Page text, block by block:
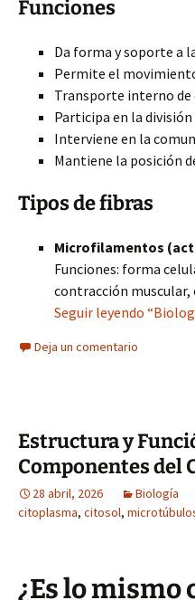
Funciones
Da forma y soporte a
Permite el
Transporte interno de
Participa en la división
Interviene en la
Mantiene la posición
Tipos de fibras
Microfilamentos
Funciones: forma
contracción
Seguir leyendo
Deja un comentario
Estructura y
Componentes del
28 abril, 2026 Biología
citoplasma, citosol,
¿Es lo mismo